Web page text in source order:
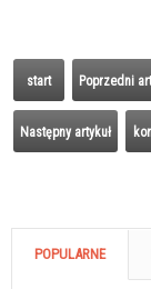
start Poprzedni
Następny artykuł
POPULARNE